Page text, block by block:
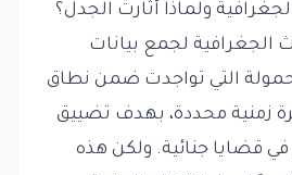
ولماذا أثارت الجدل؟
الجغرافية لجمع بيانات
التي تواجدت ضمن نطاق
زمنية محددة، بهدف تضييق
قضايا جنائية. ولكن هذه